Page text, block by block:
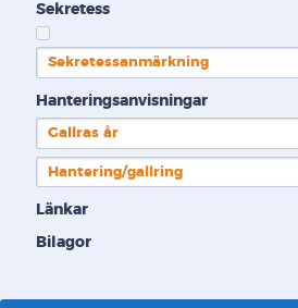
Sekretess
Sekretessanmärkning
Hanteringsanvisningar
Gallras år
Hantering/gallring
Länkar
Bilagor